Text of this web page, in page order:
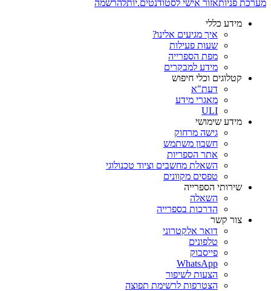
מערכת פניותאזור אישי לסטודנטים.יותלהרשמה
מידע כללי
איך מגיעים אלינו?
שעות פעילות
מפת הספרייה
מידע למבקרים
קטלוגים וכלי חיפוש
דעת"א
מאגרי מידע
ULI
מידע שימושי
גישה מרחוק
חשבון משתמש
אתר הספריות
השאלת מחשבים וציוד טכנולוגי
טפסים מקוונים
שירותי הספרייה
השאלה
הדרכות בספרייה
צור קשר
דואר אלקטרוני
טלפונים
פייסבוק
WhatsApp
הצעות לשיפור
הצטרפות לרשימת תפוצה